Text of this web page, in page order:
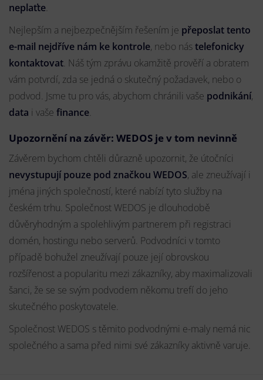
neplaťte.
Nejlepším a nejbezpečnějším řešením je přeposlat tento
e-mail nejdříve nám ke kontrole, nebo nástelefonicky
kontaktovat. Náš tým zprávu okamžitě prověří a obratem
vám potvrdí, zda se jedná o skutečný požadavek, nebo o
podvod. Jsme tu pro vás, abychom chránili vaše podnikání,
data i vaše finance.
Upozornění na závěr: WEDOS je v tom nevinně
Závěrem bychom chtěli důrazně upozornit, že útočníci
nevystupují pouze pod značkou WEDOS, ale zneužívají i
jména jiných společností, které nabízí tyto služby na
českém trhu. Společnost WEDOS je dlouhodobě
důvěryhodným a spolehlivým partnerem při registraci
domén, hostingu nebo serverů. Podvodníci v tomto
případě bohužel zneužívají pouze její obrovskou
rozšířenost a popularitu mezi zákazníky, aby maximalizovali
šanci, že se se svým podvodem někomu trefí do jeho
skutečného poskytovatele.
Společnost WEDOS s těmito podvodnými e-maly nemá nic
společného a sama před nimi své zákazníky aktivně varuje.